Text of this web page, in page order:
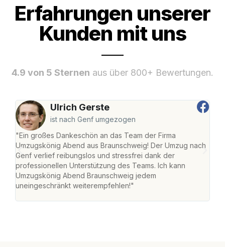
Erfahrungen unserer
Kunden mit uns
4.9 von 5 Sternen aus über 800+ Bewertungen.
Ulrich Gerste
ist nach Genf umgezogen
"Ein großes Dankeschön an das Team der Firma
Umzugskönig Abend aus Braunschweig! Der Umzug nach
Genf verlief reibungslos und stressfrei dank der
professionellen Unterstützung des Teams. Ich kann
Umzugskönig Abend Braunschweig jedem
uneingeschränkt weiterempfehlen!"